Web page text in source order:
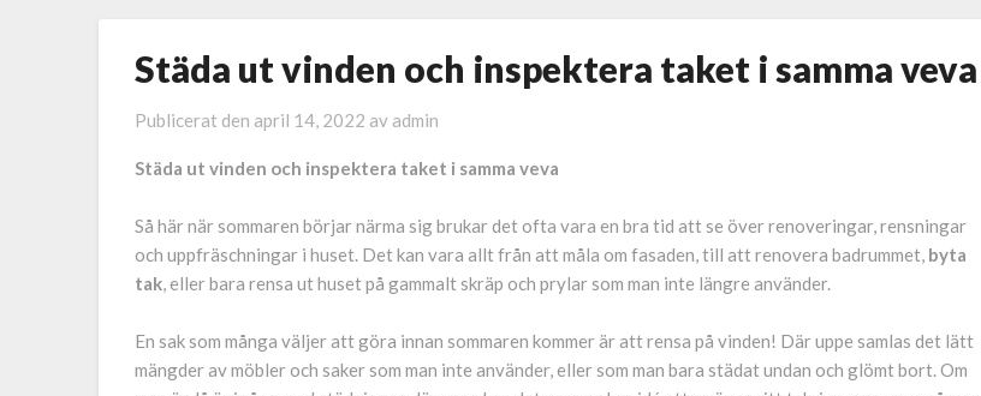
Städa ut vinden och inspektera taket i samma veva
Publicerat den april 14, 2022 av admin
Städa ut vinden och inspektera taket i samma veva
Så här när sommaren börjar närma sig brukar det ofta vara en bra tid att se över renoveringar, rensningar
och uppfräschningar i huset. Det kan vara allt från att måla om fasaden, till att renovera badrummet, byta
tak, eller bara rensa ut huset på gammalt skräp och prylar som man inte längre använder.
En sak som många väljer att göra innan sommaren kommer är att rensa på vinden! Där uppe samlas det lätt
mängder av möbler och saker som man inte använder, eller som man bara städat undan och glömt bort. Om